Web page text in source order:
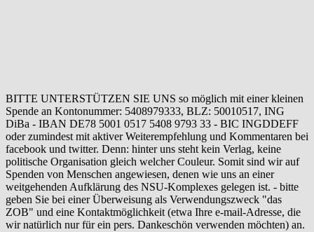
BITTE UNTERSTÜTZEN SIE UNS so möglich mit einer kleinen
Spende an Kontonummer: 5408979333, BLZ: 50010517, ING
DiBa - IBAN DE78 5001 0517 5408 9793 33 - BIC INGDDEFF
oder zumindest mit aktiver Weiterempfehlung und Kommentaren bei
facebook und twitter. Denn: hinter uns steht kein Verlag, keine
politische Organisation gleich welcher Couleur. Somit sind wir auf
Spenden von Menschen angewiesen, denen wie uns an einer
weitgehenden Aufklärung des NSU-Komplexes gelegen ist. - bitte
geben Sie bei einer Überweisung als Verwendungszweck "das
ZOB" und eine Kontaktmöglichkeit (etwa Ihre e-mail-Adresse, die
wir natürlich nur für ein pers. Dankeschön verwenden möchten) an.